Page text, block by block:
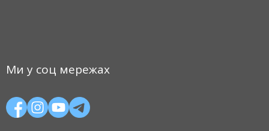
Ми у соц мережах